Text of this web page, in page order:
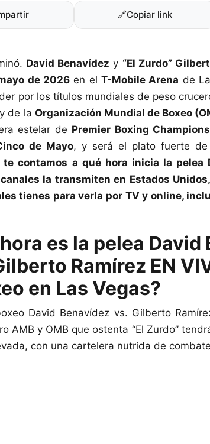
🔗Copiar link
David Benavídez y “El Zurdo”
de 2026en el T-Mobile Arena de
por los títulos mundiales de peso
y de la Organización Mundial de Boxeo
estelar de Premier Boxing
de Mayo, y será el plato fuerte de
contamos a qué hora inicia la pelea
la transmiten en Estados
tienes para verla por TV y online,
es la pelea David
Ramírez EN
en Las Vegas?
David Benavídez vs. Gilberto
AMB y OMB que ostenta “El Zurdo”
con una cartelera nutrida de